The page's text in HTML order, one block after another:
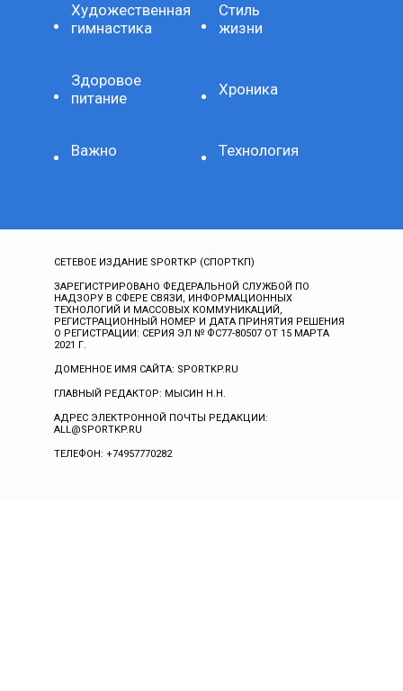
Художественная
гимнастика
Стиль
жизни
Здоровое
питание
Хроника
Важно Технология
СЕТЕВОЕ ИЗДАНИЕ SPORTKP (СПОРТКП)
ЗАРЕГИСТРИРОВАНО ФЕДЕРАЛЬНОЙ СЛУЖБОЙ ПО
НАДЗОРУ В СФЕРЕ СВЯЗИ, ИНФОРМАЦИОННЫХ
ТЕХНОЛОГИЙ И МАССОВЫХ КОММУНИКАЦИЙ,
РЕГИСТРАЦИОННЫЙ НОМЕР И ДАТА ПРИНЯТИЯ РЕШЕНИЯ
О РЕГИСТРАЦИИ: СЕРИЯ ЭЛ № ФС77-80507 ОТ 15 МАРТА
2021 Г.
ДОМЕННОЕ ИМЯ САЙТА: SPORTKP.RU
ГЛАВНЫЙ РЕДАКТОР: МЫСИН Н.Н.
АДРЕС ЭЛЕКТРОННОЙ ПОЧТЫ РЕДАКЦИИ:
ALL@SPORTKP.RU
ТЕЛЕФОН: +74957770282